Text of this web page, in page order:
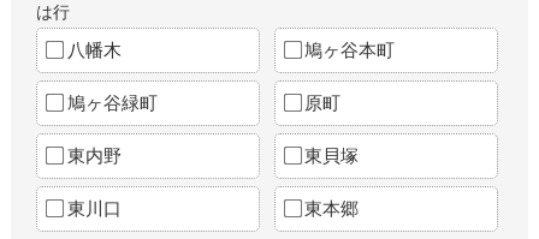
は行
八幡木 鳩ヶ谷本町
鳩ヶ谷緑町 原町
東内野 東貝塚
東川口 東本郷